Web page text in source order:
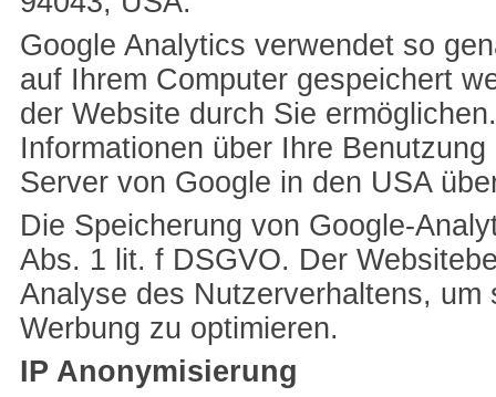
Google Analytics verwendet so
auf Ihrem Computer gespeichert
der Website durch Sie
Informationen über Ihre
Server von Google in den USA
Die Speicherung von Google-
Abs. 1 lit. f DSGVO. Der
Analyse des Nutzerverhaltens,
Werbung zu optimieren.
IP Anonymisierung